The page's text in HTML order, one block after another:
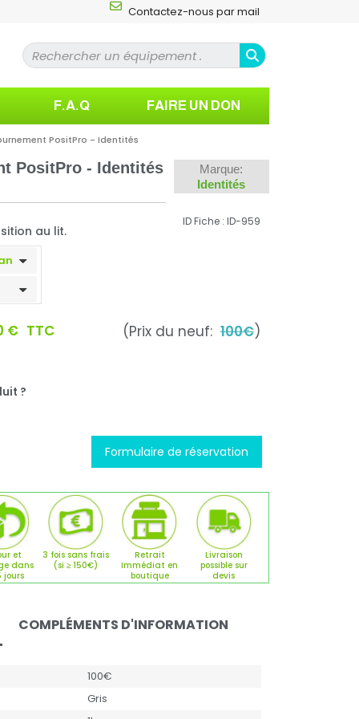
Contactez-nous par mail
F.A.Q FAIRE UN DON
PositPro - Identités
PositPro - Identités
au lit.
Marque:
Identités
ID Fiche : ID-959
€ TTC (Prix du neuf:100€)
?
Formulaire de réservation
et
dans
jours
3 fois sans frais
(si ≥ 150€)
Retrait
Immédiat en
boutique
Livraison
possible sur
devis
COMPLÉMENTS D'INFORMATION
100€
Gris